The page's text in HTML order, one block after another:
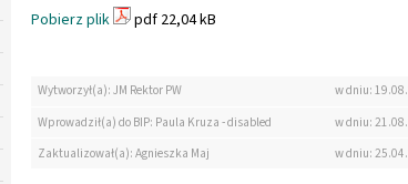
Pobierz plik
pdf 22,04 kB
Wytworzył(a): JM Rektor PW
w dniu:
Wprowadził(a) do BIP: Paula Kruza - disabled
w dniu:
Zaktualizował(a): Agnieszka Maj
w dniu: